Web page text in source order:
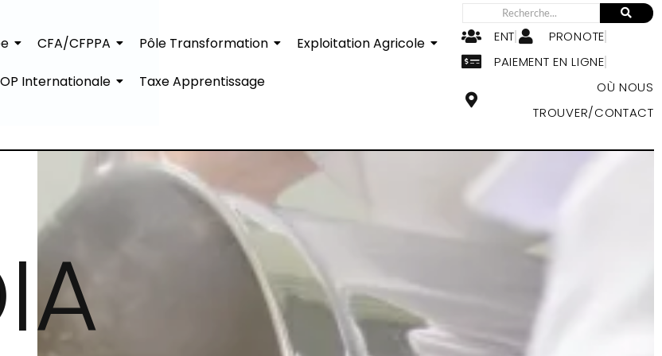
CFA/CFPPA Pôle Transformation Exploitation Agricole
Internationale Taxe Apprentissage
ENT
PRONOTE
PAIEMENT EN LIGNE
OÙ NOUS
TROUVER/CONTACT